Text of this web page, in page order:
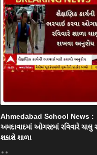
Ahmedabad School News :
અમદાવાદમાં ઓગસ્ટમાં રવિવારે ચાલુ
શકાશે શાળા